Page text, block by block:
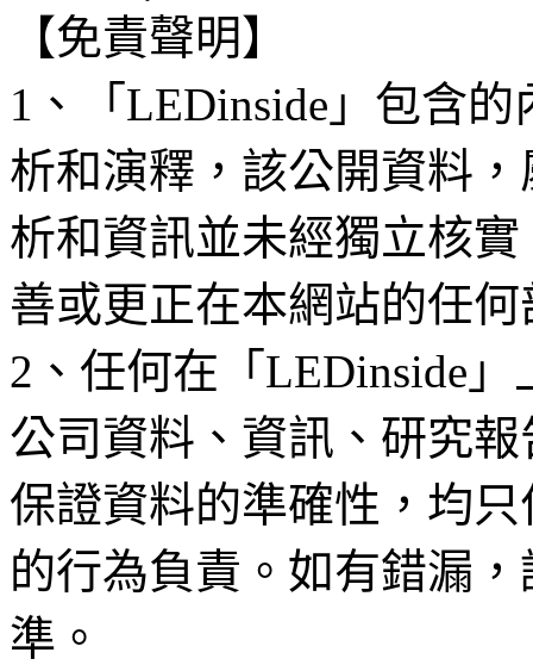
【免責聲明】
1、「LEDinside」包含
析和演釋，該公開資料
析和資訊並未經獨立核
善或更正在本網站的任
2、任何在「LEDinside
公司資料、資訊、研究
保證資料的準確性，均
的行為負責。如有錯漏
準。